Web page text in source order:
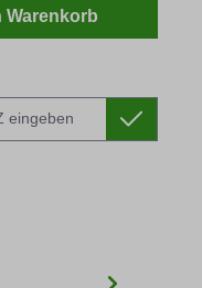
gewünschten
Warenkorb